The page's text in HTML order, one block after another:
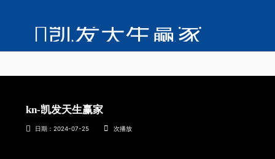
凯发天生赢家
kn-凯发天生赢家
日期：2024-07-25 次播放